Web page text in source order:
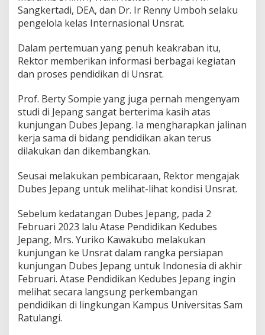
r
j
a
m
a
e
n
d
i
d
i
n
D
h
a
a
p
k
a
n
T
e
Sangkertadi, DEA, dan Dr. Ir Renny Umboh selaku
pengelola kelas Internasional Unsrat.
Dalam pertemuan yang penuh keakraban itu,
Rektor memberikan informasi berbagai kegiatan
dan proses pendidikan di Unsrat.
Prof. Berty Sompie yang juga pernah mengenyam
studi di Jepang sangat berterima kasih atas
kunjungan Dubes Jepang. Ia mengharapkan jalinan
kerja sama di bidang pendidikan akan terus
dilakukan dan dikembangkan.
Seusai melakukan pembicaraan, Rektor mengajak
Dubes Jepang untuk melihat-lihat kondisi Unsrat.
Sebelum kedatangan Dubes Jepang, pada 2
Februari 2023 lalu Atase Pendidikan Kedubes
Jepang, Mrs. Yuriko Kawakubo melakukan
kunjungan ke Unsrat dalam rangka persiapan
kunjungan Dubes Jepang untuk Indonesia di akhir
Februari. Atase Pendidikan Kedubes Jepang ingin
melihat secara langsung perkembangan
pendidikan di lingkungan Kampus Universitas Sam
Ratulangi.